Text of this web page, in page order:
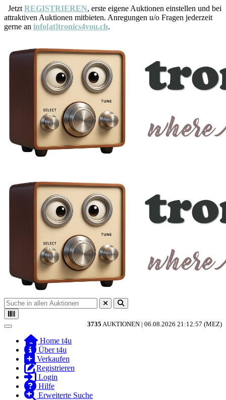
Jetzt REGISTRIEREN, erste eigene Auktionen einstellen und bei
attraktiven Auktionen mitbieten. Anregungen u/o Fragen jederzeit
gerne an info[at]tronics4you.ch.
3735 AUKTIONEN | 06.08.2026 21:12:57 (MEZ)
Toggle navigation
Home t4u
Über t4u
Verkaufen
Registrieren
Login
Hilfe
Erweiterte Suche